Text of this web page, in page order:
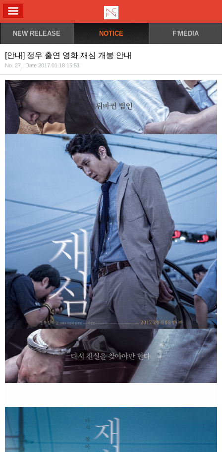
NEW RELEASE NOTICE F'MEDIA
[안내] 정우 출연 영화 재심 개봉 안내
No. 27 | Date 2017.01.18 15:51